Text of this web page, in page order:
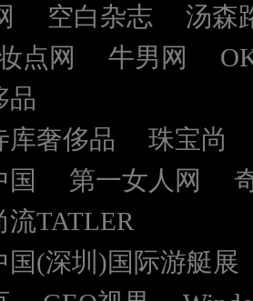
空白杂志
汤森
点网 牛男网
品
库奢侈品
珠宝尚
国 第一女人网
流TATLER
国(深圳)国际游艇展